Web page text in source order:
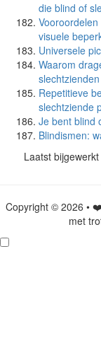
die blind of
visuele
Universele
Waarom
Repetitieve
slechtziende
Je bent blind
Blindismen:
Laatst
Copyright © 2026 •
met